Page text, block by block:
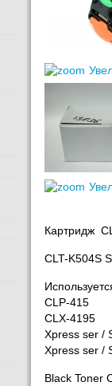
Картридж
CLT-K504S
CLP-415
CLX-4195
Xpress ser /
Xpress ser /
Black Toner